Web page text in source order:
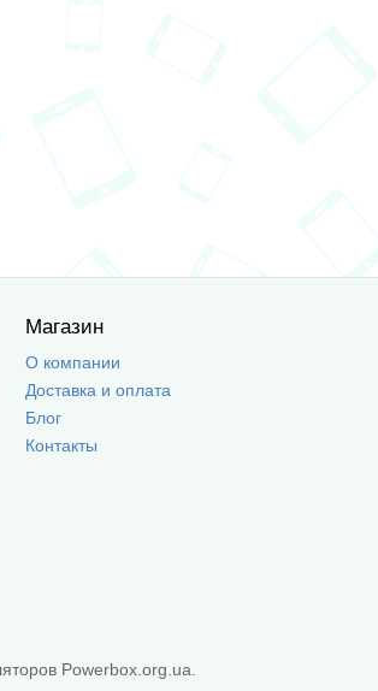
Магазин
О компании
Доставка и оплата
Блог
Контакты
Powerbox.org.ua.